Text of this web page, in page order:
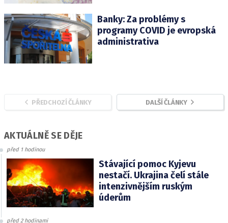
Banky: Za problémy s
programy COVID je evropská
administrativa
PŘEDCHOZÍ ČLÁNKY DALŠÍ ČLÁNKY
AKTUÁLNĚ SE DĚJE
před 1 hodinou
Stávající pomoc Kyjevu
nestačí. Ukrajina čelí stále
intenzivnějším ruským
úderům
před 2 hodinami